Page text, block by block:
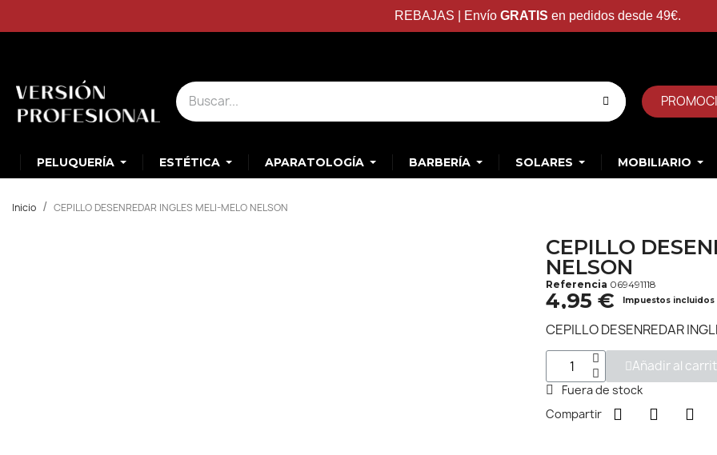
REBAJAS | Envío GRATIS en pedidos desde 49€.
PELUQUERÍA ESTÉTICA APARATOLOGÍA BARBERÍA SOLARES MOBILIARIO
Inicio CEPILLO DESENREDAR INGLES MELI-MELO NELSON
CEPILLO
NELSON
Referencia 069491118
4,95 € Impuestos incluidos
CEPILLO DESENREDAR
Añadir al
Fuera de stock
Compartir